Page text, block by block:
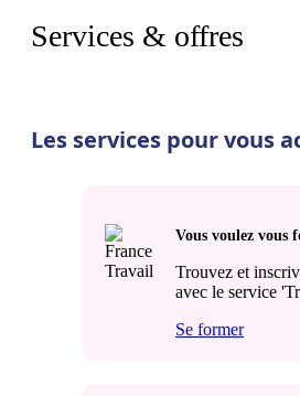
Services & offres
Les services pour vous
Vous voulez vous
Trouvez et
avec le service
Se former